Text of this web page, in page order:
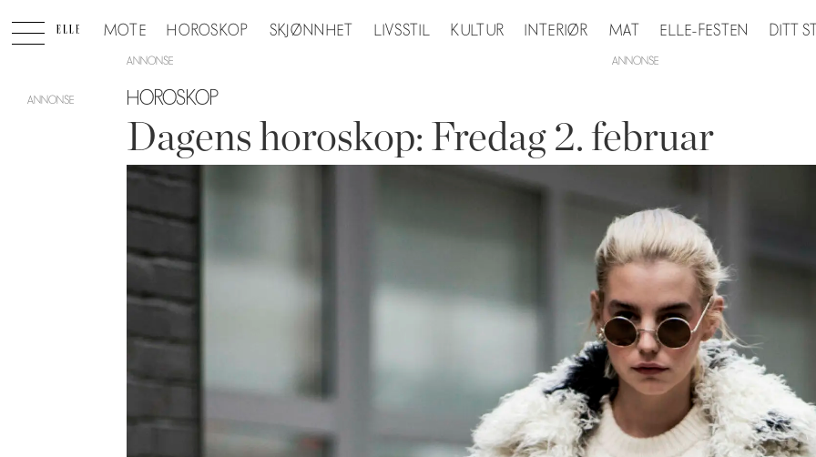
MOTE HOROSKOP SKJØNNHET LIVSSTIL KULTUR INTERIØR MAT ELLE-FESTEN DITT
ANNONSE
HOROSKOP
Dagens horoskop: Fredag 2. februar